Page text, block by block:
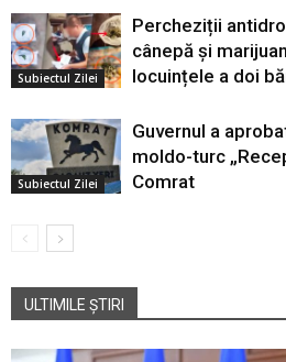
Subiectul Zilei
Percheziții
cânepă și
locuințele a doi
Subiectul Zilei
Guvernul a
moldo-turc
Comrat
ULTIMILE ȘTIRI